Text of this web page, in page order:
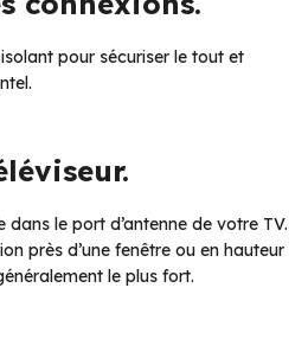
pour sécuriser le tout et
le port d’antenne de votre TV.
près d’une fenêtre ou en hauteur
le plus fort.